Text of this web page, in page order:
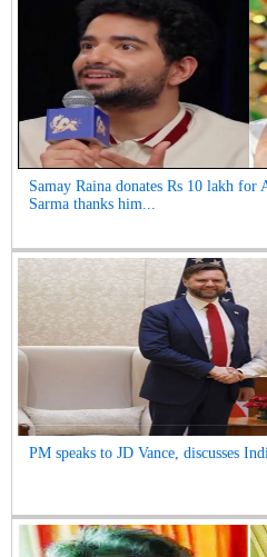
Samay Raina donates Rs 10 lakh for
Sarma thanks him...
PM speaks to JD Vance, discusses